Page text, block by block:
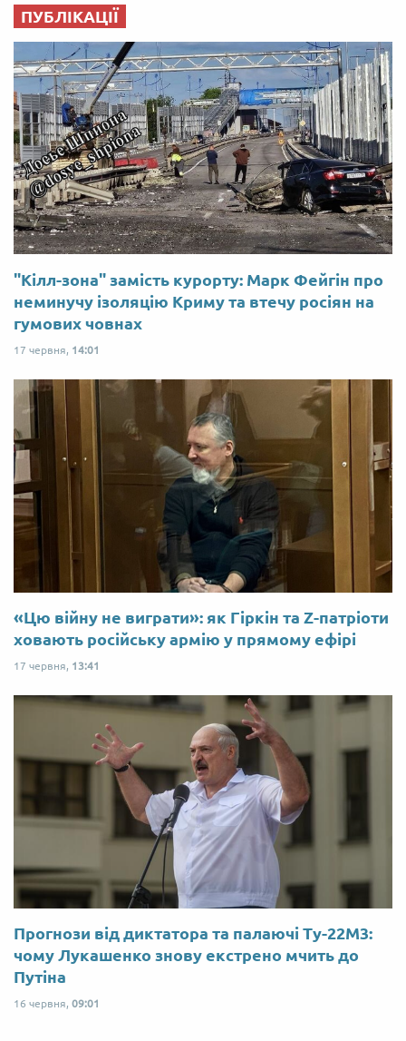
ПУБЛІКАЦІЇ
"Кілл-зона" замість курорту: Марк Фейгін про
неминучу ізоляцію Криму та втечу росіян на
гумових човнах
17 червня, 14:01
«Цю війну не виграти»: як Гіркін та Z-патріоти
ховають російську армію у прямому ефірі
17 червня, 13:41
Прогнози від диктатора та палаючі Ту-22М3:
чому Лукашенко знову екстрено мчить до
Путіна
16 червня, 09:01